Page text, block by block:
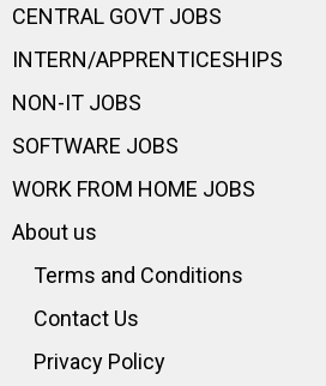
CENTRAL GOVT JOBS
INTERN/APPRENTICESHIPS
NON-IT JOBS
SOFTWARE JOBS
WORK FROM HOME JOBS
About us
Terms and Conditions
Contact Us
Privacy Policy